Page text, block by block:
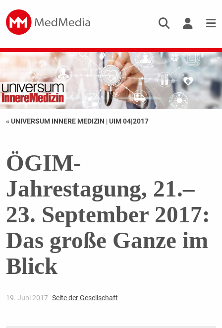
« UNIVERSUM INNERE MEDIZIN |UIM 04|2017
ÖGIM-
Jahrestagung, 21.–
23. September 2017:
Das große Ganze im
Blick
19. Juni 2017 Seite der Gesellschaft